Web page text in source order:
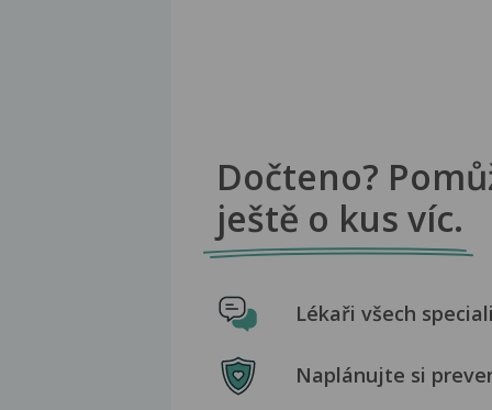
Dočteno?
ještě o kus víc.
Lékaři všech
Naplánujte si